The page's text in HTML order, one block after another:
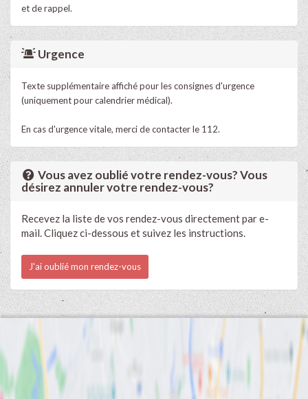
et de rappel.
Urgence
Texte supplémentaire affiché pour les consignes d'urgence
(uniquement pour calendrier médical).
En cas d'urgence vitale, merci de contacter le 112.
Vous avez oublié votre rendez-vous? Vous
désirez annuler votre rendez-vous?
Recevez la liste de vos rendez-vous directement par e-
mail. Cliquez ci-dessous et suivez les instructions.
J'ai oublié mon rendez-vous